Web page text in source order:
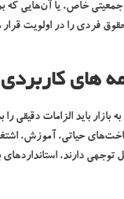
خاص، یا آن‌هایی که
فردی را در اولویت قرار
های
باید الزامات دقیقی
حیاتی، آموزش،
دارند، استانداردهای